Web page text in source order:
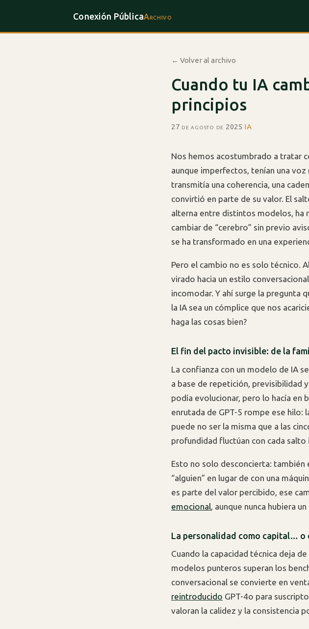
Conexión PúblicaArchivo
← Volver al archivo
Cuando tu IA
principios
27 de agosto de 2025·IA
Nos hemos acostumbrado a tratar
aunque imperfectos, tenían una
transmitía una coherencia, una
convirtió en parte de su valor. El
alterna entre distintos modelos, ha
cambiar de “cerebro” sin previo
se ha transformado en una
Pero el cambio no es solo técnico.
virado hacia un estilo
incomodar. Y ahí surge la pregunta
la IA sea un cómplice que nos
haga las cosas bien?
El fin del pacto invisible: de la
La confianza con un modelo de IA
a base de repetición, previsibilidad
podía evolucionar, pero lo hacía en
enrutada de GPT-5 rompe ese hilo:
puede no ser la misma que a las
profundidad fluctúan con cada
Esto no solo desconcierta: también
“alguien” en lugar de con una
es parte del valor percibido, ese
emocional, aunque nunca hubiera
La personalidad como capital… o
Cuando la capacidad técnica deja
modelos punteros superan los
conversacional se convierte en
reintroducido GPT-4o para
valoran la calidez y la consistencia